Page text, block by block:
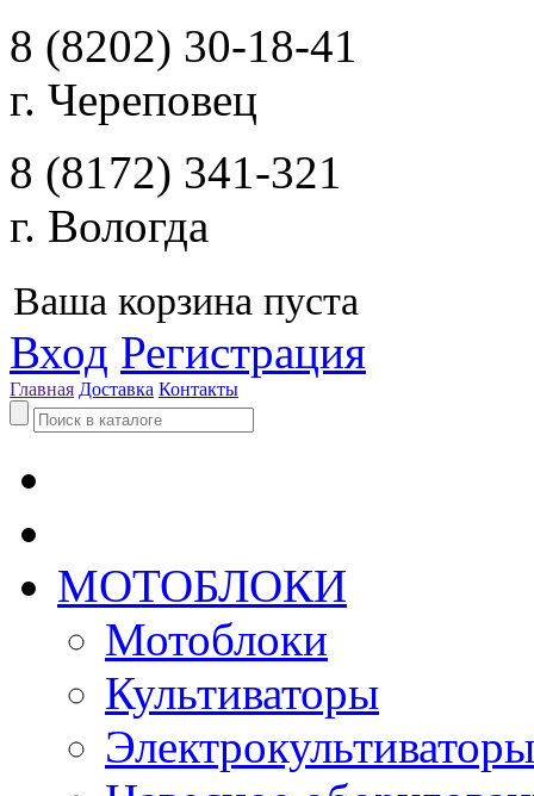
8 (8202) 30-18-41
г. Череповец
8 (8172) 341-321
г. Вологда
Ваша корзина пуста
Вход Регистрация
Главная Доставка Контакты
МОТОБЛОКИ
Мотоблоки
Культиваторы
Электрокультиваторы